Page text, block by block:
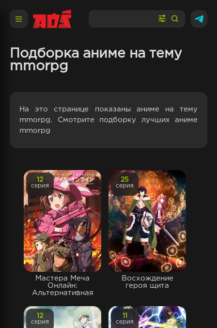
Подборка аниме на тему
mmorpg
На это странице показаны аниме на тему
mmorpg. Смотрите подборку лучших аниме
mmorpg
Мастера Меча
Онлайн:
Альтернативная
12
серия
Восхождение
героя щита
25
серия
12
серия
11
серия